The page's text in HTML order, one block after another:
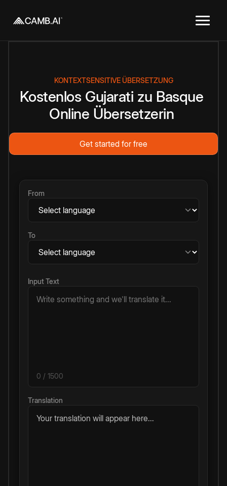
KONTEXTSENSITIVE ÜBERSETZUNG
Kostenlos Gujarati zu Basque
Online Übersetzerin
Get started for free
From
To
Input Text
0 / 1500
Translation
Your translation will appear here...